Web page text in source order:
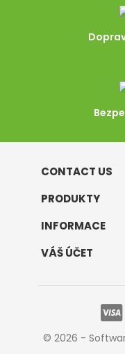
CONTACT US
PRODUKTY
INFORMACE
VÁŠ ÚČET
© 2026 -